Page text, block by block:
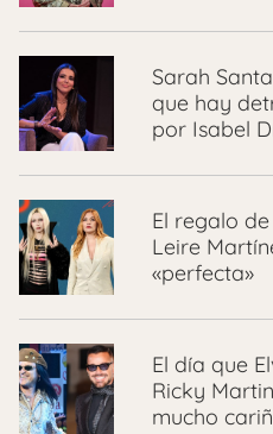
Sarah
que hay
por Isabel
El regalo
Leire
«perfecta»
El día que
Ricky
mucho